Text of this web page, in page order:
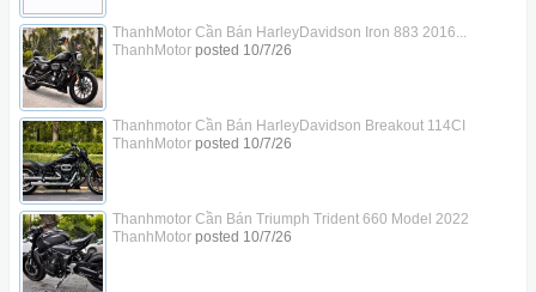
ThanhMotor Cần Bán HarleyDavidson Iron 883 2016...
ThanhMotorposted 10/7/26
Thanhmotor Cần Bán HarleyDavidson Breakout 114CI
ThanhMotorposted 10/7/26
Thanhmotor Cần Bán Triumph Trident 660 Model 2022
ThanhMotorposted 10/7/26